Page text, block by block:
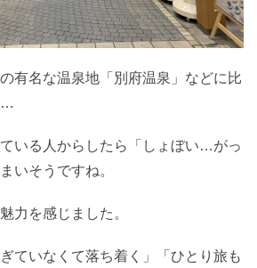
有名な温泉地「別府温泉」などに比
…
いる人からしたら「しょぼい…がっ
いそうですね。
力を感じました。
ていなくて落ち着く」「ひとり旅も